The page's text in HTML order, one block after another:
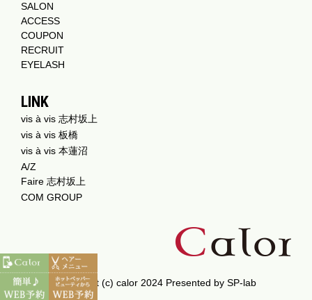
SALON
ACCESS
COUPON
RECRUIT
EYELASH
LINK
vis à vis 志村坂上
vis à vis 板橋
vis à vis 本蓮沼
A/Z
Faire 志村坂上
COM GROUP
Copyright (c) calor 2024 Presented by SP-lab